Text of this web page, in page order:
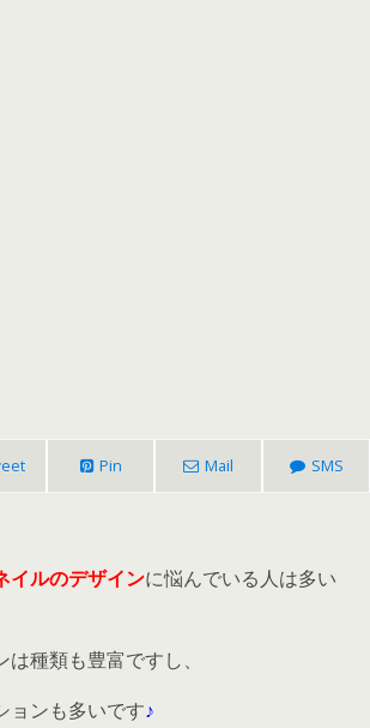
Pin Mail SMS
イルのデザインに悩んでいる人は多い
種類も豊富ですし、
ョンも多いです♪